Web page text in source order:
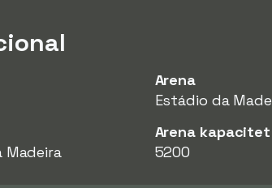
Arena
Estádio da
Madeira
Arena kapacitet
5200